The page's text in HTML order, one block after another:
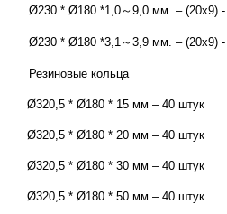
Ø230 * Ø180 *1,0～9,0 мм. – (20x9)
Ø230 * Ø180 *3,1～3,9 мм. – (20x9)
Резиновые кольца
Ø320,5 * Ø180 * 15 мм – 40 штук
Ø320,5 * Ø180 * 20 мм – 40 штук
Ø320,5 * Ø180 * 30 мм – 40 штук
Ø320,5 * Ø180 * 50 мм – 40 штук